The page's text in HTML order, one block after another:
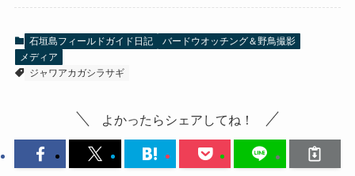
石垣島フィールドガイド日記
バードウオッチング＆野鳥撮影
メディア
ジャワアカガシラサギ
よかったらシェアしてね！